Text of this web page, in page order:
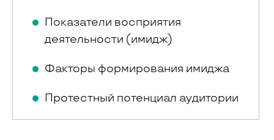
Показатели восприятия
деятельности (имидж)
Факторы формирования имиджа
Протестный потенциал аудитории